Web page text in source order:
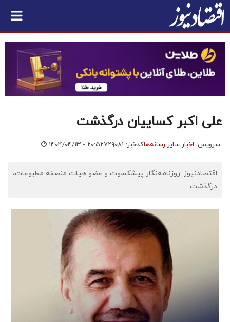
علی اکبر کساییان درگذشت
سرویس: اخبار سایر رسانه‌هاکدخبر: ۷۲۹۰۸۱ ۱۴۰۴/۰۴/۱۳ - ۲۰:۵۲
اقتصادنیوز: روزنامه‌نگار پیشکسوت و عضو هیات منصفه مطبوعات،
درگذشت.